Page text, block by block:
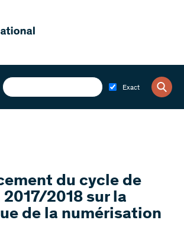
Exact
du cycle de
2018 sur la
de la numérisation